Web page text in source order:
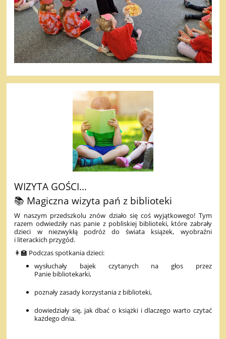
WIZYTA GOŚCI...
📚 Magiczna wizyta pań z biblioteki
W naszym przedszkolu znów działo się coś wyjątkowego! Tym
razem odwiedziły nas panie z pobliskiej biblioteki, które zabrały
dzieci w niezwykłą podróż do świata książek, wyobraźni
i literackich przygód.
👩‍🏫 Podczas spotkania dzieci:
wysłuchały bajek czytanych na głos przez
Panie bibliotekarki,
poznały zasady korzystania z biblioteki,
dowiedziały się, jak dbać o książki i dlaczego warto czytać
każdego dnia.